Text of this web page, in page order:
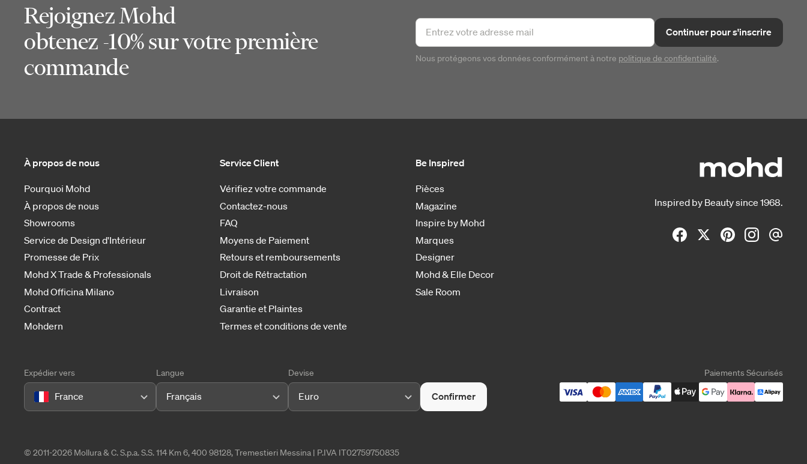
Rejoignez Mohd
obtenez -10% sur votre première
commande
Continuer pour s'inscrire
Nous protégeons vos données conformément à notre politique de confidentialité.
Inspired by Beauty since 1968.
À propos de nous
Pourquoi Mohd
À propos de nous
Showrooms
Service de Design d'Intérieur
Promesse de Prix
Mohd X Trade & Professionals
Mohd Officina Milano
Contract
Mohdern
Service Client
Vérifiez votre commande
Contactez-nous
FAQ
Moyens de Paiement
Retours et remboursements
Droit de Rétractation
Livraison
Garantie et Plaintes
Termes et conditions de vente
Be Inspired
Pièces
Magazine
Inspire by Mohd
Marques
Designer
Mohd & Elle Decor
Sale Room
Expédier vers
France
Langue
Français
Devise
Euro Confirmer
Paiements Sécurisés
© 2011-2026 Mollura & C. S.p.a. S.S. 114 Km 6, 400 98128, Tremestieri Messina | P.IVA IT02759750835